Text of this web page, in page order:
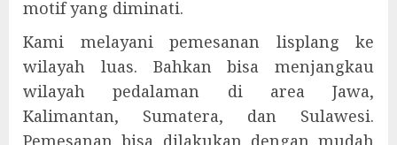
motif yang diminati.
Kami melayani pemesanan lisplang ke
wilayah luas. Bahkan bisa menjangkau
wilayah pedalaman di area Jawa,
Kalimantan, Sumatera, dan Sulawesi.
Pemesanan bisa dilakukan dengan mudah